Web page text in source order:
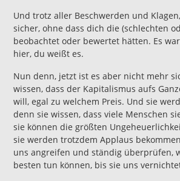
Und trotz aller Beschwerden und
sicher, ohne dass dich die (schlechten
beobachtet oder bewertet hätten. Es
hier, du weißt es.
Nun denn, jetzt ist es aber nicht mehr
wissen, dass der Kapitalismus aufs
will, egal zu welchem Preis. Und sie
denn sie wissen, dass viele Menschen
sie können die größten
sie werden trotzdem Applaus
uns angreifen und ständig überprüfen,
besten tun können, bis sie uns